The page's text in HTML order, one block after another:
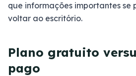
que informações importantes se
voltar ao escritório.
Plano gratuito
pago